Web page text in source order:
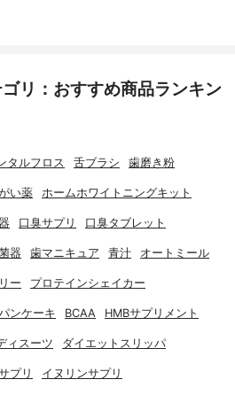
リ：おすすめ商品ランキン
タルフロス 舌ブラシ 歯磨き粉
い薬 ホームホワイトニングキット
口臭サプリ 口臭タブレット
器 歯マニキュア 青汁 オートミール
ー プロテインシェイカー
ンケーキ BCAA HMBサプリメント
ィスーツ ダイエットスリッパ
プリ イヌリンサプリ